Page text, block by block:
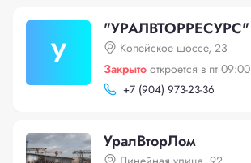
У
"УРАЛВТОРРЕСУРС"
Копейское шоссе, 23
Закрыто откроется в пт 09:00
+7 (904) 973-23-36
УралВторЛом